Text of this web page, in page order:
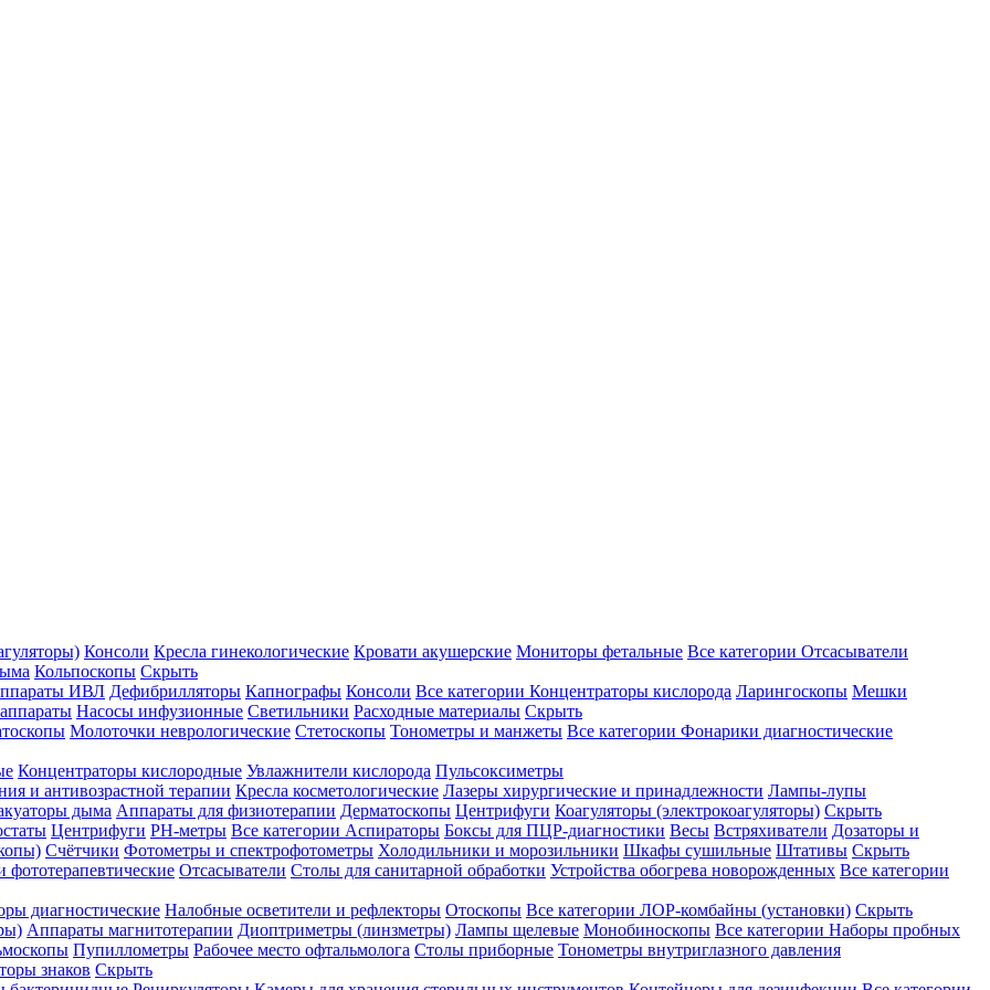
Консоли Кресла гинекологические Кровати акушерские Мониторы фетальные Все категории Отсасыватели
Кольпоскопы Скрыть
ИВЛ Дефибрилляторы Капнографы Консоли Все категории Концентраторы кислорода Ларингоскопы Мешки
Насосы инфузионные Светильники Расходные материалы Скрыть
Молоточки неврологические Стетоскопы Тонометры и манжеты Все категории Фонарики диагностические
Концентраторы кислородные Увлажнители кислорода Пульсоксиметры
и антивозрастной терапии Кресла косметологические Лазеры хирургические и принадлежности Лампы-лупы
дыма Аппараты для физиотерапии Дерматоскопы Центрифуги Коагуляторы (электрокоагуляторы) Скрыть
Центрифуги PH-метры Все категории Аспираторы Боксы для ПЦР-диагностики Весы Встряхиватели Дозаторы и
Счётчики Фотометры и спектрофотометры Холодильники и морозильники Шкафы сушильные Штативы Скрыть
фототерапевтические Отсасыватели Столы для санитарной обработки Устройства обогрева новорожденных Все категории
диагностические Налобные осветители и рефлекторы Отоскопы Все категории ЛОР-комбайны (установки) Скрыть
Аппараты магнитотерапии Диоптриметры (линзметры) Лампы щелевые Монобиноскопы Все категории Наборы пробных
Пупиллометры Рабочее место офтальмолога Столы приборные Тонометры внутриглазного давления
знаков Скрыть